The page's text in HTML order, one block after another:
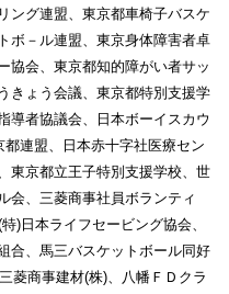
ング連盟、東京都車椅子バスケ
ボ－ル連盟、東京身体障害者卓
協会、東京都知的障がい者サッ
きょう会議、東京都特別支援学
導者協議会、日本ボーイスカウ
都連盟、日本赤十字社医療セン
東京都立王子特別支援学校、世
会、三菱商事社員ボランティ
)日本ライフセービング協会、
合、馬三バスケットボール同好
菱商事建材(株)、八幡ＦＤクラ